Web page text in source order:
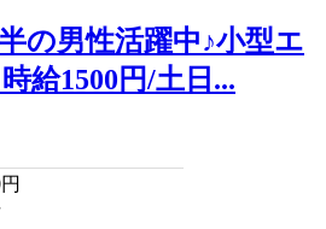
半の男性活躍中♪小型エ
給1500円/土日...
円